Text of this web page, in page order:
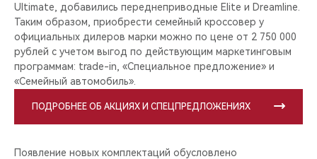
CHERY ДЛЯ ДЕТЕЙ
Ultimate, добавились переднеприводные Elite и Dreamline.
Таким образом, приобрести семейный кроссовер у
официальных дилеров марки можно по цене от 2 750 000
рублей с учетом выгод по действующим маркетинговым
программам: trade-in, «Специальное предложение» и
«Семейный автомобиль».
ПОДРОБНЕЕ ОБ АКЦИЯХ И СПЕЦПРЕДЛОЖЕНИЯХ
Появление новых комплектаций обусловлено